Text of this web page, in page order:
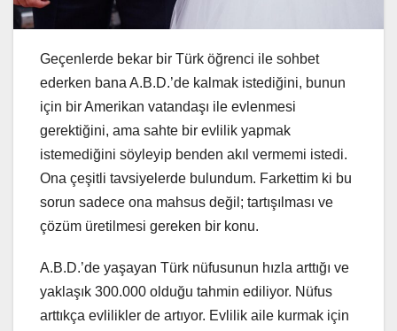
Geçenlerde bekar bir Türk öğrenci ile sohbet
ederken bana A.B.D.’de kalmak istediğini, bunun
için bir Amerikan vatandaşı ile evlenmesi
gerektiğini, ama sahte bir evlilik yapmak
istemediğini söyleyip benden akıl vermemi istedi.
Ona çeşitli tavsiyelerde bulundum. Farkettim ki bu
sorun sadece ona mahsus değil; tartışılması ve
çözüm üretilmesi gereken bir konu.
A.B.D.’de yaşayan Türk nüfusunun hızla arttığı ve
yaklaşık 300.000 olduğu tahmin ediliyor. Nüfus
arttıkça evlilikler de artıyor. Evlilik aile kurmak için